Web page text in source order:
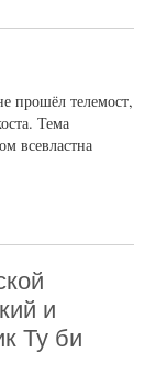
прошёл телемост,
Тема
всевластна
и
Ту би